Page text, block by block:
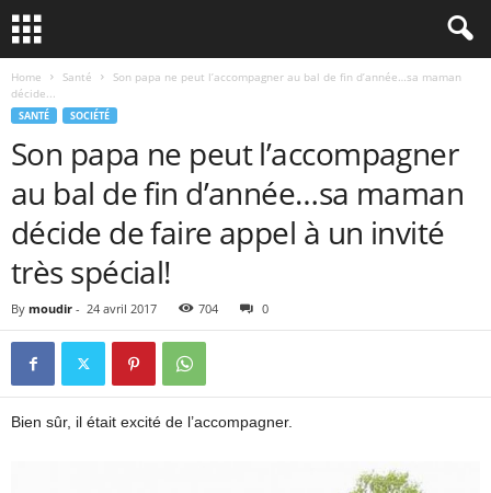
Home Santé
Son papa ne peut l’accompagner au bal de fin d’année…sa maman
décide...
SANTÉ SOCIÉTÉ
Son papa ne peut l’accompagner
au bal de fin d’année…sa maman
décide de faire appel à un invité
très spécial!
By moudir - 24 avril 2017 704 0
Bien sûr, il était excité de l’accompagner.